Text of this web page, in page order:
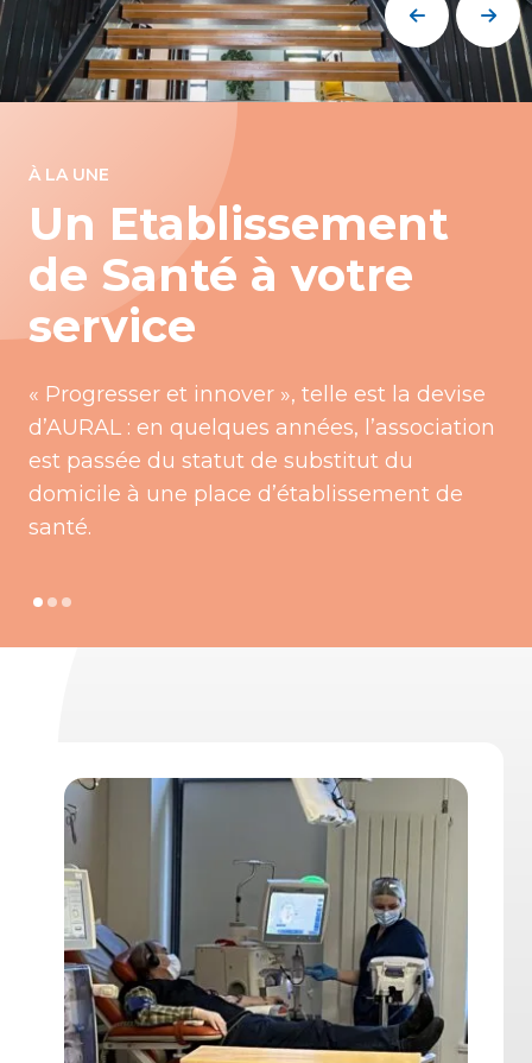
À LA UNE
Un Etablissement
de Santé à votre
service
« Progresser et innover », telle est la devise
d’AURAL : en quelques années, l’association
est passée du statut de substitut du
domicile à une place d’établissement de
santé.